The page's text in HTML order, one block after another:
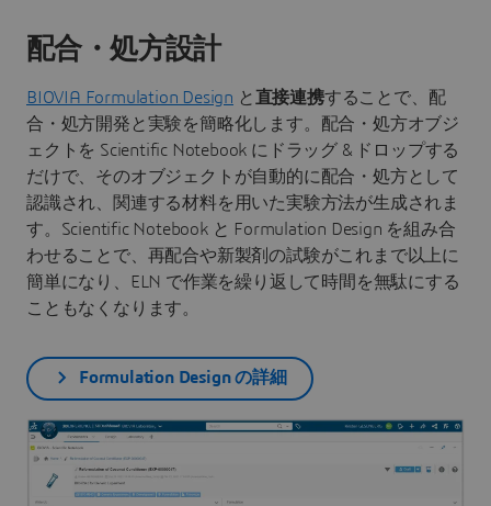
配合・処方設計
BIOVIA Formulation Design と 直接連携することで、配
合・処方開発と実験を簡略化します。配合・処方オブジ
ェクトを Scientific Notebook にドラッグ & ドロップする
だけで、そのオブジェクトが自動的に配合・処方として
認識され、関連する材料を用いた実験方法が生成されま
す。Scientific Notebook と Formulation Design を組み合
わせることで、再配合や新製剤の試験がこれまで以上に
簡単になり、ELN で作業を繰り返して時間を無駄にする
こともなくなります。
Formulation Design の詳細